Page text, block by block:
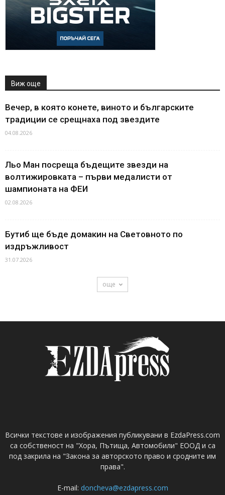
Виж още
Вечер, в която конете, виното и българските
традиции се срещнаха под звездите
04.08.2026
Льо Ман посреща бъдещите звезди на
волтижировката – първи медалисти от
шампионата на ФЕИ
02.08.2026
Бутиб ще бъде домакин на Световното по
издръжливост
31.07.2026
още
Всички текстове и изображения публикувани в EzdaPress.com
са собственост на "Хора, Пътища, Автомобили" ЕООД и са
под закрила на "Закона за авторското право и сродните им
права".
E-mail: doncheva@ezdapress.com